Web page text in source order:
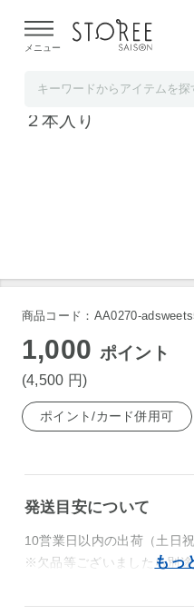
よる配送遅延が発生しており
メニュー
銀座 千疋屋 銀座千
２本入り
商品コード：AA0270-
1,000 ポイント
(4,500 円)
ポイント/カード併用可
発送目安について
10営業日以内の出荷（土日祝
※欠品等ございましたら別